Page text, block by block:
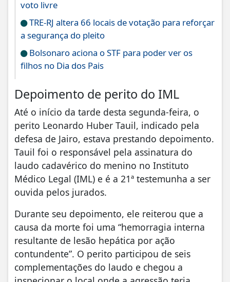
voto livre
TRE-RJ altera 66 locais de votação para reforçar
a segurança do pleito
Bolsonaro aciona o STF para poder ver os
filhos no Dia dos Pais
Depoimento de perito do IML
Até o início da tarde desta segunda-feira, o
perito Leonardo Huber Tauil, indicado pela
defesa de Jairo, estava prestando depoimento.
Tauil foi o responsável pela assinatura do
laudo cadavérico do menino no Instituto
Médico Legal (IML) e é a 21ª testemunha a ser
ouvida pelos jurados.
Durante seu depoimento, ele reiterou que a
causa da morte foi uma “hemorragia interna
resultante de lesão hepática por ação
contundente”. O perito participou de seis
complementações do laudo e chegou a